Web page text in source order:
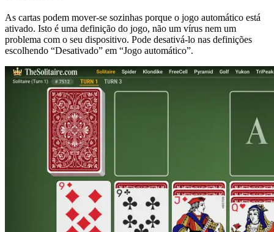
As cartas podem mover-se sozinhas porque o jogo automático está
ativado. Isto é uma definição do jogo, não um vírus nem um
problema com o seu dispositivo. Pode desativá-lo nas definições
escolhendo “Desativado” em “Jogo automático”.